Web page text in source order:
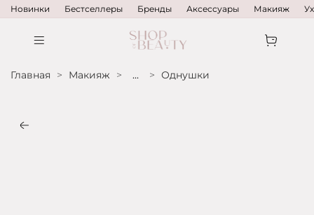
Новинки Бестселлеры Бренды Аксессуары Макияж
Главная Макияж ... Однушки